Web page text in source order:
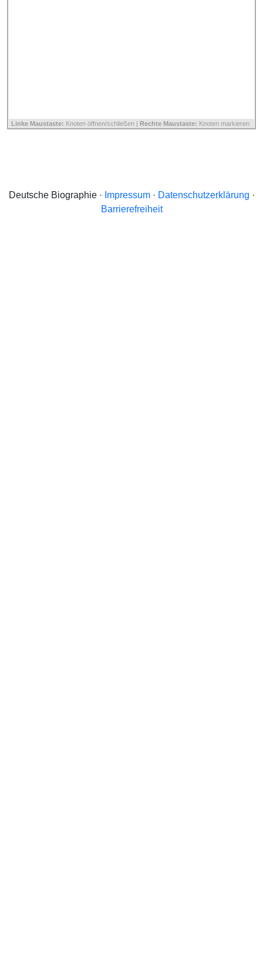
Linke Maustaste: Knoten öffnen/schließen | Rechte Maustaste: Knoten markieren
Deutsche Biographie · Impressum· Datenschutzerklärung ·
Barrierefreiheit